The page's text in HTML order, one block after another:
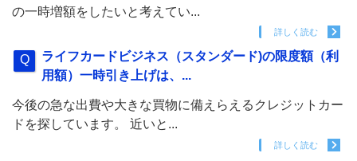
の一時増額をしたいと考えてい...
詳しく読む
ライフカードビジネス（スタンダード)の限度額（利
用額）一時引き上げは、...
今後の急な出費や大きな買物に備えらえるクレジットカー
ドを探しています。 近いと...
詳しく読む